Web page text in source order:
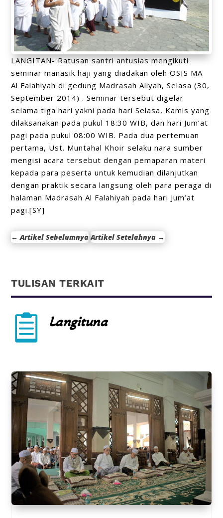
LANGITAN- Ratusan santri antusias mengikuti
seminar manasik haji yang diadakan oleh OSIS MA
Al Falahiyah di gedung Madrasah Aliyah, Selasa (30,
September 2014) . Seminar tersebut digelar
selama tiga hari yakni pada hari Selasa, Kamis yang
dilaksanakan pada pukul 18:30 WIB, dan hari Jum’at
pagi pada pukul 08:00 WIB. Pada dua pertemuan
pertama, Ust. Muntahal Khoir selaku nara sumber
mengisi acara tersebut dengan pemaparan materi
kepada para peserta untuk kemudian dilanjutkan
dengan praktik secara langsung oleh para peraga di
halaman Madrasah Al Falahiyah pada hari Jum’at
pagi.[SY]
←Artikel Sebelumnya Artikel Setelahnya →
TULISAN TERKAIT
 Langituna